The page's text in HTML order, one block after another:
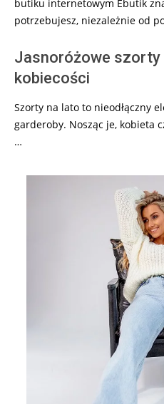
butiku internetowym Ebutik
potrzebujesz, niezależnie od
Jasnoróżowe szorty
kobiecości
Szorty na lato to nieodłączny
garderoby. Nosząc je, kobieta
…